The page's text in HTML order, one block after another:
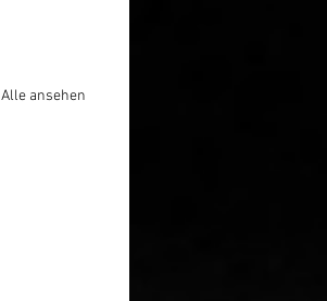
Alle ansehen